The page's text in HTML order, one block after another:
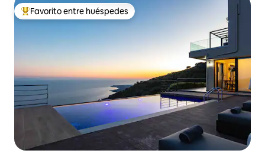
Favorito entre huéspedes preferido
Favorito entre huéspedes